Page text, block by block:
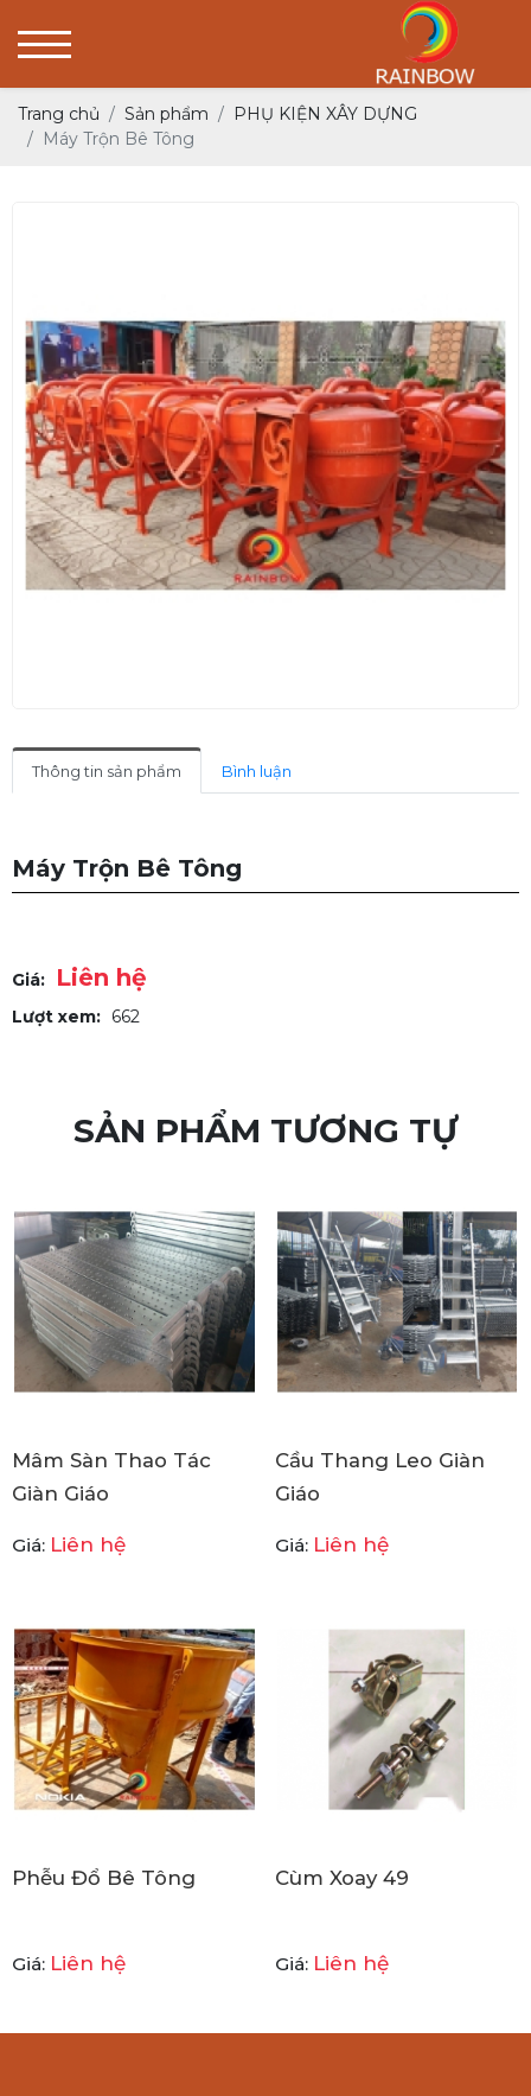
Trang chủ Sản phẩm
PHỤ KIỆN XÂY DỰNG
Máy Trộn Bê Tông
Thông tin sản phẩm Bình luận
Máy Trộn Bê Tông
Giá: Liên hệ
Lượt xem: 662
SẢN PHẨM TƯƠNG TỰ
Mâm Sàn Thao Tác
Giàn Giáo
Giá: Liên hệ
Cầu Thang Leo Giàn
Giáo
Giá: Liên hệ
Phễu Đổ Bê Tông
Giá: Liên hệ
Cùm Xoay 49
Giá: Liên hệ